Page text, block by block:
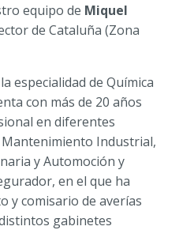
equipo de Miquel
de Cataluña (Zona
especialidad de Química
con más de 20 años
en diferentes
Industrial,
y Automoción y
en el que ha
y comisario de averías
gabinetes